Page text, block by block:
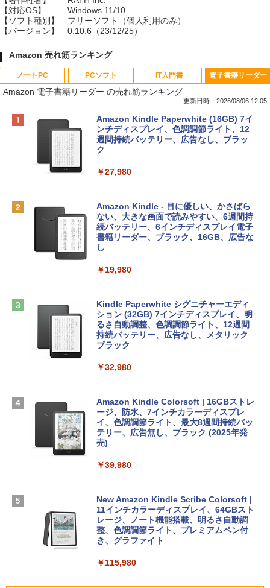
【対応OS】
Windows 11/10
【ソフト種別】
フリーソフト（個人利用のみ）
【バージョン】
0.10.6（23/12/25）
Amazon 売れ筋ランキング
ノートPC
Apple 2026 MacBook Neo A18 Proチッ
プ搭載13インチノートブック：AIとAppl
e Intelligenceのために設計、Liquid Ret
inaディスプレイ、8GBユニファイドメモ
eTime HDカメラ、Touch ID - インディ
￥137,800
tomtoc 360°保護 15.6 16インチ パソコ
ンケース Dell NEC Lavie ASUS HP dyna
Apple 2026 MacBook Air M5チップ搭載
13インチノートブック：AIとApple Intell
igence、13.6インチLiquid Retinaディ
スプレイ、24GBユニファイドメモリ、1
ームカメラ、日本語キーボード、Touch I
￥298,901
【Amazon.co.jp限定】 HP ノートパソコ
ン 15-fd 15.6インチ 16GBメモリ 512GB
FMV ノートパソコン WE1-K3 (MS 365 P
ersonal/Copilotキー搭載/Win 11/15.6型/
Core i5/16GB/SSD 512GB/ホワイト) FM
VWK3E15W_AZ
￥119,800
PCソフト
Xbox プリペイドカード 10,000円 デジタ
ルコード 【旧 Xbox ギフトカード】 [オ
ンラインコード]
定バーチャルアイテムを含む】 【オンラ
インゲームコード】 ロブロックス | オン
ラインコード版
￥1,300
ows11、10/mac対応|PC2台
￥39,582
定バーチャルアイテムを含む】 【オンラ
￥3,200
Robloxギフトカード - 1000 Robux 【限
インゲームコード】 ロブロックス |オン
￥1,600
IT入門書
生成AIパスポート公式テキスト 第４版
￥1,766
出す プロンプトの言葉 AI画像生成シリー
ズ (はぴーイラストLabo)
￥99
ClaudeCode いちばんやさしい 教科書:
にもKindle出版にも！ 非エンジニアのた
めのAIコーディング入門シリーズ
￥99
FM TOWNS ハイパー・カタログ: 本体ハ
￥1,600
1冊ですべて身につくHTML & CSSとWe
電子書籍リーダー
Amazon 電子書籍リーダー の売れ筋ランキング
更新日時：2026/08/06 12:05
Amazon Kindle Paperwhite (16GB) 7イ
ンチディスプレイ、色調調節ライト、12
週間持続バッテリー、広告なし、ブラッ
ク
￥27,980
Amazon Kindle - 目に優しい、かさばら
ない、大きな画面で読みやすい、6週間持
続バッテリー、6インチディスプレイ電子
書籍リーダー、ブラック、16GB、広告な
し
￥19,980
Kindle Paperwhite シグニチャーエディ
ション (32GB) 7インチディスプレイ、明
るさ自動調整、色調調節ライト、12週間
持続バッテリー、広告なし、メタリック
ブラック
￥32,980
Amazon Kindle Colorsoft | 16GBストレ
ージ、防水、7インチカラーディスプレ
イ、色調調節ライト、最大8週間持続バッ
テリー、広告無し、ブラック (2025年発
売)
￥39,980
New Amazon Kindle Scribe Colorsoft |
11インチカラーディスプレイ、64GBスト
レージ、ノート機能搭載、明るさ自動調
整、色調調節ライト、プレミアムペン付
き、グラファイト
￥115,980